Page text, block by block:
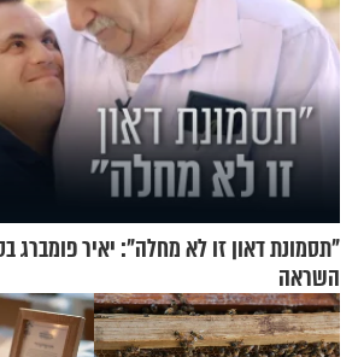
"תסמונת דאון זו לא מחלה": יאיר פומברג
השראה